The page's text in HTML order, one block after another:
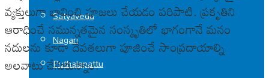
Satyavedu
Nagari
Puthalapattu
వ్యక్తులుగా భావించి పూజలు చేయడం పరిపాటి. ప్రకృతిని
ఆరాధించే సమున్నతమైన సంస్కృతిలో భాగంగానే మనం
నదులను కూడా దేవతలుగా పూజించే సాంప్రదాయాల్ని
అలవాటు చేసుకున్నాం.